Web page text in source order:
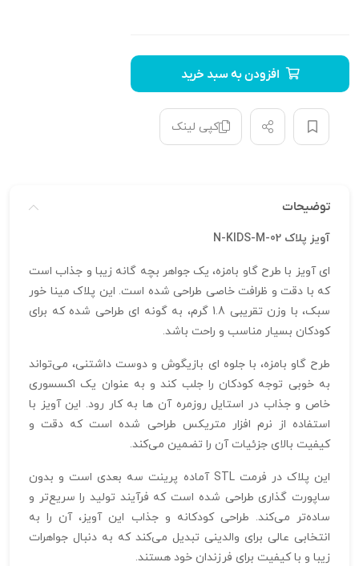
افزودن به سبد خرید
کپی لینک
توضیحات
آویز پلاک N-KIDS-M-02
ای آویز با طرح گاو بامزه، یک جواهر بچه‌ گانه زیبا و جذاب است
که با دقت و ظرافت خاصی طراحی شده است. این پلاک مینا خور
سبک، با وزن تقریبی 1.8 گرم، به‌ گونه‌ ای طراحی شده که برای
کودکان بسیار مناسب و راحت باشد.
طرح گاو بامزه، با جلوه‌ ای بازیگوش و دوست‌ داشتنی، می‌تواند
به خوبی توجه کودکان را جلب کند و به عنوان یک اکسسوری
خاص و جذاب در استایل روزمره آن‌ ها به کار رود. این آویز با
استفاده از نرم‌ افزار متریکس طراحی شده است که دقت و
کیفیت بالای جزئیات آن را تضمین می‌کند.
این پلاک در فرمت STL آماده پرینت سه‌ بعدی است و بدون
ساپورت‌ گذاری طراحی شده است که فرآیند تولید را سریع‌تر و
ساده‌تر می‌کند. طراحی کودکانه و جذاب این آویز، آن را به
انتخابی عالی برای والدینی تبدیل می‌کند که به دنبال جواهرات
زیبا و با کیفیت برای فرزندان خود هستند.